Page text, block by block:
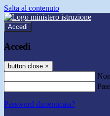
Salta al contenuto
Accedi
Accedi
button close ×
Password dimenticata?